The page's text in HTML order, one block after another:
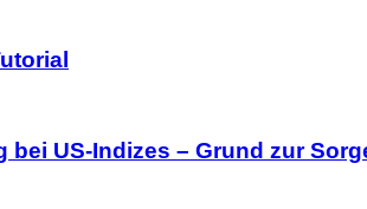
bei US-Indizes – Grund zur